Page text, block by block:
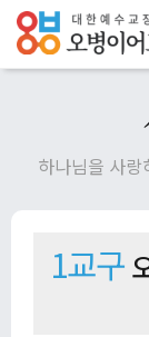
하나님을 사
1교구